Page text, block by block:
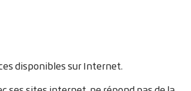
disponibles sur Internet.